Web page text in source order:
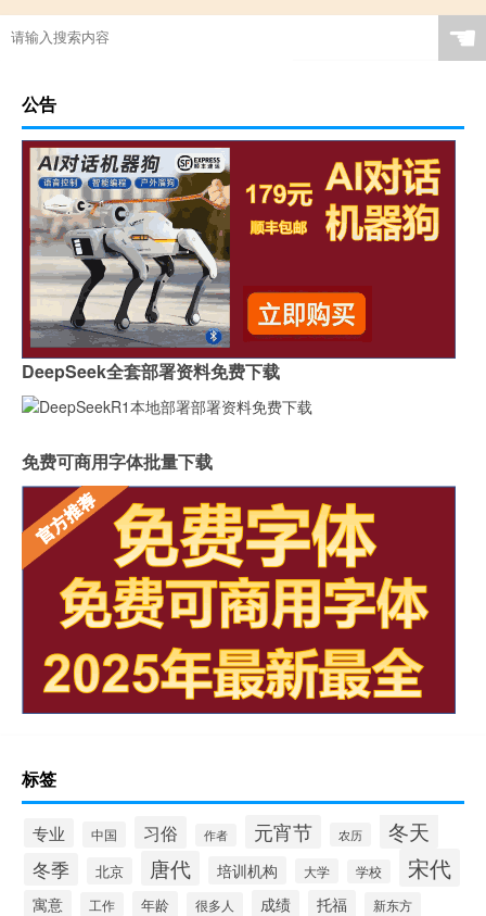
☚
公告
DeepSeek全套部署资料免费下载
免费可商用字体批量下载
标签
专业 中国 习俗 作者 元宵节 农历 冬天
冬季 北京 唐代 培训机构 大学 学校 宋代
寓意 工作 年龄 很多人 成绩 托福 新东方